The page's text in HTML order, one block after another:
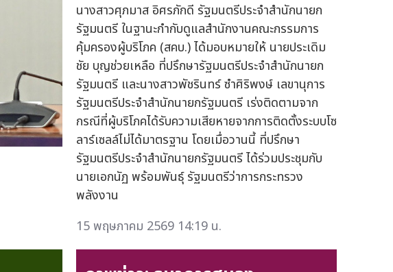
นางสาวศุภมาส อิศรภักดี รัฐมนตรีประจำสำนักนายก
รัฐมนตรี ในฐานะกำกับดูแลสำนักงานคณะกรรมการ
คุ้มครองผู้บริโภค (สคบ.) ได้มอบหมายให้ นายประเดิม
ชัย บุญช่วยเหลือ ที่ปรึกษารัฐมนตรีประจำสำนักนายก
รัฐมนตรี และนางสาวพัชรินทร์ ซำศิริพงษ์ เลขานุการ
รัฐมนตรีประจำสำนักนายกรัฐมนตรี เร่งติดตามจาก
กรณีที่ผู้บริโภคได้รับความเสียหายจากการติดตั้งระบบโซ
ลาร์เซลล์ไม่ได้มาตรฐาน โดยเมื่อวานนี้ ที่ปรึกษา
รัฐมนตรีประจำสำนักนายกรัฐมนตรี ได้ร่วมประชุมกับ
นายเอกนัฏ พร้อมพันธุ์ รัฐมนตรีว่าการกระทรวง
พลังงาน
15 พฤษภาคม 2569 14:19 น.